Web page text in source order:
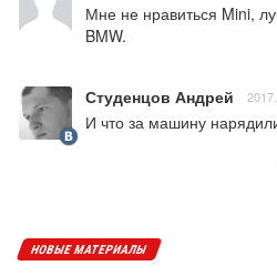
Мне не нравиться Mini,
BMW.
Студенцов Андрей
И что за машину
НОВЫЕ МАТЕРИАЛЫ